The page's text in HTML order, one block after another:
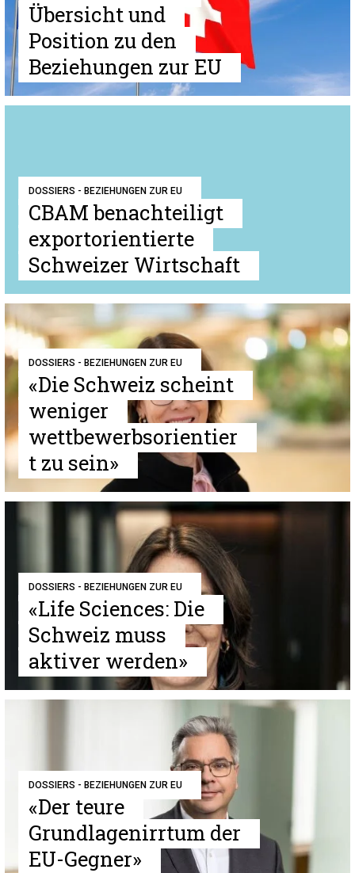
Übersicht und
Position zu den
Beziehungen zur EU
DOSSIERS - BEZIEHUNGEN ZUR EU
CBAM benachteiligt
exportorientierte
Schweizer Wirtschaft
DOSSIERS - BEZIEHUNGEN ZUR EU
«Die Schweiz scheint
weniger
wettbewerbsorientier
t zu sein»
DOSSIERS - BEZIEHUNGEN ZUR EU
«Life Sciences: Die
Schweiz muss
aktiver werden»
DOSSIERS - BEZIEHUNGEN ZUR EU
«Der teure
Grundlagenirrtum der
EU-Gegner»